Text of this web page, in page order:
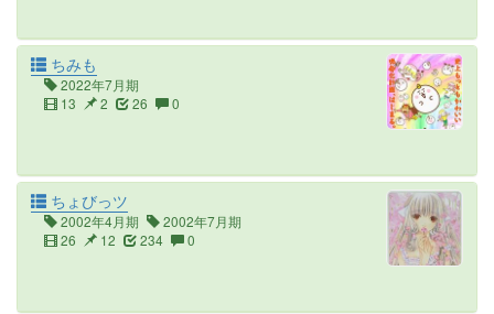
ちみも
2022年7月期
13
2 26 0
ちょびっツ
2002年4月期
2002年7月期
26
12 234 0